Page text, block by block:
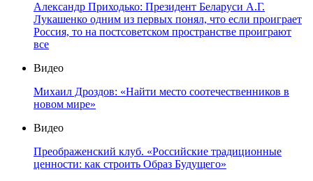
Александр Приходько: Президент Беларуси А.Г.
Лукашенко одним из первых понял, что если проиграет
Россия, то на постсоветском пространстве проиграют
все
Видео
Михаил Дроздов: «Найти место соотечественников в
новом мире»
Видео
Преображенский клуб. «Российские традиционные
ценности: как строить Образ Будущего»